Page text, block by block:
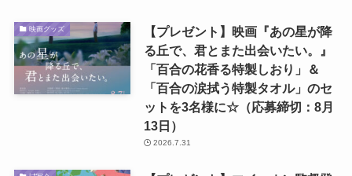
映画グッズ
【プレゼント】映画『あの星が降
る丘で、君とまた出会いたい。』
「百合の花香る特製しおり」＆
「百合の涙拭う特製タオル」のセ
ットを3名様に☆（応募締切：8月
13日）
2026.7.31